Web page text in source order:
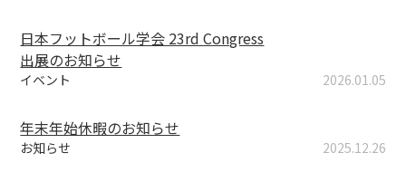
日本フットボール学会 23rd Congress
出展のお知らせ
イベント 2026.01.05
年末年始休暇のお知らせ
お知らせ 2025.12.26